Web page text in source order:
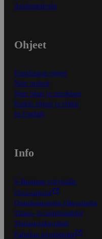
Asiakaspalvelu
Ohjeet
Ensitilaajan ohjeet
Näin maksat
Näin tilaat ja muokkaat
Kaikki ohjeet ja vinkit
In English
Info
S-Business yrityksille
Oiva-raportit
Osuuskauppojen yhteystiedot
Tilaus- ja toimitusehdot
Tietosuojakäytäntö
Palvelun käyttöehdot